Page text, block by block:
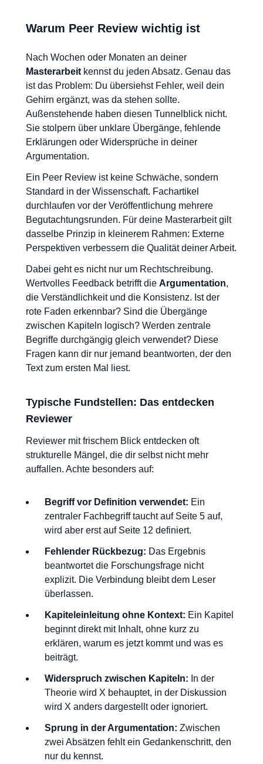
Warum Peer Review wichtig ist
Nach Wochen oder Monaten an deiner
Masterarbeit kennst du jeden Absatz. Genau das
ist das Problem: Du übersiehst Fehler, weil dein
Gehirn ergänzt, was da stehen sollte.
Außenstehende haben diesen Tunnelblick nicht.
Sie stolpern über unklare Übergänge, fehlende
Erklärungen oder Widersprüche in deiner
Argumentation.
Ein Peer Review ist keine Schwäche, sondern
Standard in der Wissenschaft. Fachartikel
durchlaufen vor der Veröffentlichung mehrere
Begutachtungsrunden. Für deine Masterarbeit gilt
dasselbe Prinzip in kleinerem Rahmen: Externe
Perspektiven verbessern die Qualität deiner Arbeit.
Dabei geht es nicht nur um Rechtschreibung.
Wertvolles Feedback betrifft die Argumentation,
die Verständlichkeit und die Konsistenz. Ist der
rote Faden erkennbar? Sind die Übergänge
zwischen Kapiteln logisch? Werden zentrale
Begriffe durchgängig gleich verwendet? Diese
Fragen kann dir nur jemand beantworten, der den
Text zum ersten Mal liest.
Typische Fundstellen: Das entdecken
Reviewer
Reviewer mit frischem Blick entdecken oft
strukturelle Mängel, die dir selbst nicht mehr
auffallen. Achte besonders auf:
Begriff vor Definition verwendet: Ein
zentraler Fachbegriff taucht auf Seite 5 auf,
wird aber erst auf Seite 12 definiert.
Fehlender Rückbezug: Das Ergebnis
beantwortet die Forschungsfrage nicht
explizit. Die Verbindung bleibt dem Leser
überlassen.
Kapiteleinleitung ohne Kontext: Ein Kapitel
beginnt direkt mit Inhalt, ohne kurz zu
erklären, warum es jetzt kommt und was es
beiträgt.
Widerspruch zwischen Kapiteln: In der
Theorie wird X behauptet, in der Diskussion
wird X anders dargestellt oder ignoriert.
Sprung in der Argumentation: Zwischen
zwei Absätzen fehlt ein Gedankenschritt, den
nur du kennst.